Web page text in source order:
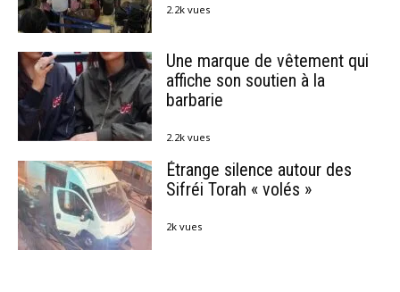
2.2k vues
Une marque de vêtement qui
affiche son soutien à la
barbarie
2.2k vues
Étrange silence autour des
Sifréi Torah « volés »
2k vues